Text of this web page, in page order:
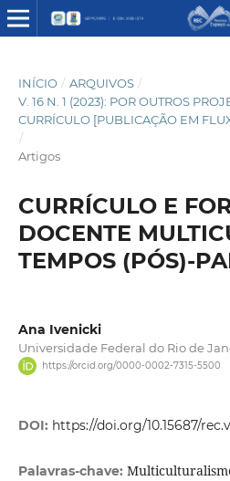
INÍCIO / ARQUIVOS /
V. 16 N. 1 (2023): POR OUTROS
CURRÍCULO [PUBLICAÇÃO EM
/
Artigos
CURRÍCULO E
DOCENTE
TEMPOS (PÓS)-
Ana Ivenicki
Universidade Federal do Rio de
https://orcid.org/0000-0002-7315-5500
DOI: https://doi.org/10.15687/
Palavras-chave: